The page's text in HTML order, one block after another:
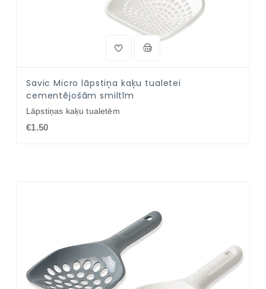
Savic Micro lāpstiņa kaķu tualetei
cementējošām smiltīm
Lāpstiņas kaķu tualetēm
€1.50